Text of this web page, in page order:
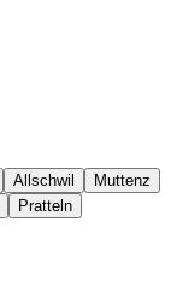
Allschwil
Muttenz
Pratteln